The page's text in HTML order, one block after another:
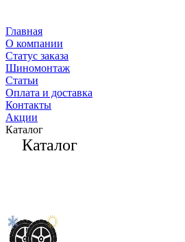
Главная
О компании
Статус заказа
Шиномонтаж
Статьи
Оплата и доставка
Контакты
Акции
Каталог
Каталог